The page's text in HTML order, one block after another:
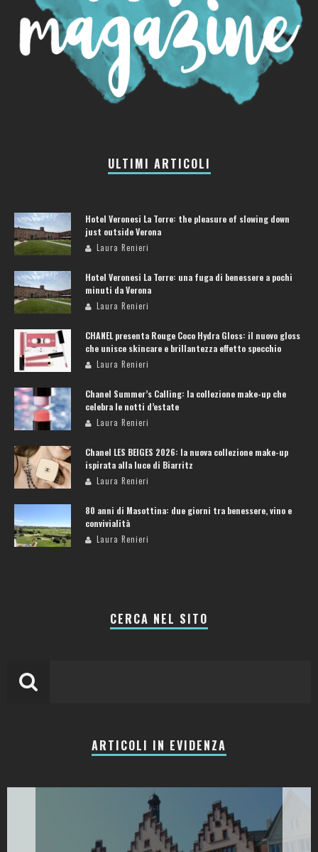
ULTIMI ARTICOLI
Hotel Veronesi La Torre: the pleasure of slowing down
just outside Verona
Laura Renieri
Hotel Veronesi La Torre: una fuga di benessere a pochi
minuti da Verona
Laura Renieri
CHANEL presenta Rouge Coco Hydra Gloss: il nuovo gloss
che unisce skincare e brillantezza effetto specchio
Laura Renieri
Chanel Summer’s Calling: la collezione make-up che
celebra le notti d’estate
Laura Renieri
Chanel LES BEIGES 2026: la nuova collezione make-up
ispirata alla luce di Biarritz
Laura Renieri
80 anni di Masottina: due giorni tra benessere, vino e
convivialità
Laura Renieri
CERCA NEL SITO
ARTICOLI IN EVIDENZA